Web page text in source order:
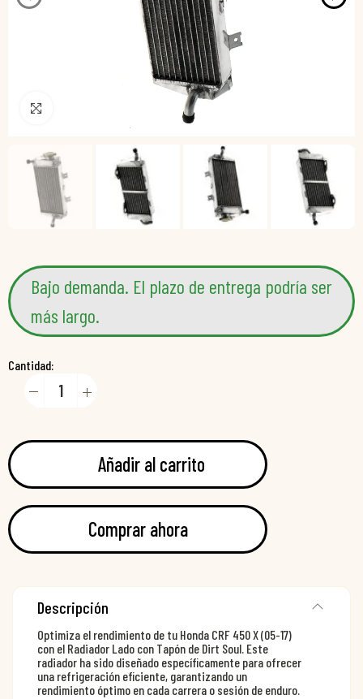
Pincha para agrandar
Bajo demanda. El plazo de entrega podría ser
más largo.
Cantidad:
Añadir al carrito
Comprar ahora
Descripción
Optimiza el rendimiento de tu Honda CRF 450 X (05-17)
con el Radiador Lado con Tapón de Dirt Soul. Este
radiador ha sido diseñado específicamente para ofrecer
una refrigeración eficiente, garantizando un
rendimiento óptimo en cada carrera o sesión de enduro.